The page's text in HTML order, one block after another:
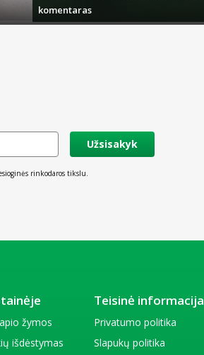
komentaras
Užsisakyk
rinkodaros tikslu.
žymos
išdėstymas
Teisinė informacija
Privatumo politika
Slapukų politika